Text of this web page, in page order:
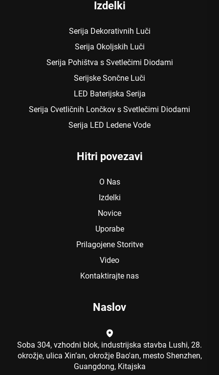
Izdelki
Serija Dekorativnih Luči
Serija Okoljskih Luči
Serija Pohištva s Svetlečimi Diodami
Serijske Sončne Luči
LED Baterijska Serija
Serija Cvetličnih Lončkov s Svetlečimi Diodami
Serija LED Ledene Vode
Hitri povezavi
O Nas
Izdelki
Novice
Uporabe
Prilagojene Storitve
Video
Kontaktirajte nas
Naslov
Soba 304, vzhodni blok, industrijska stavba Lushi, 28.
okrožje, ulica Xin’an, okrožje Bao'an, mesto Shenzhen,
Guangdong, Kitajska